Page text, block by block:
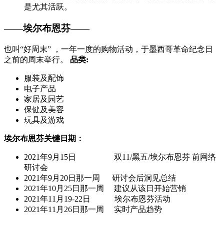
是尤其活跃。
——埃尔布恩芬——
也叫“好周末” ，一年一度的购物活动，于墨西哥革命纪念日
之前的周末举行。 品类:
服装及配饰
电子产品
家居及园艺
保健及美容
玩具及游戏
埃尔布恩芬关键日期：
2021年9月15日 双11/黑五/埃尔布恩芬 前网络
研讨会
2021年9月20日那一周 研讨会后洞见总结
2021年10月25日那一周 建议从该日开始营销
2021年11月19-22日 埃尔布恩芬活动
2021年11月26日那一周 实时产品趋势